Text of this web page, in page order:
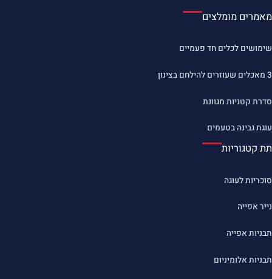
מאמרים מומלצים
שימושים לכלים חד פעמיים
3 מאכלים שעוזרים להילחם בצינון
סדרת קטניות מגוונת
עוגת גבינה בטעמים
תת קטגוריות
סוכריות לעוגה
נייר אפייה
תבניות אפייה
תבניות אלומיניום